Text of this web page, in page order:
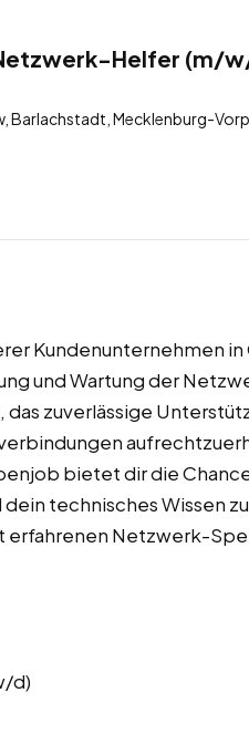
Helfer (m/
Barlachstadt, Mecklenburg-
Kundenunternehmen
und Wartung der
zuverlässige
bietet dir die
technisches Wissen
erfahrenen Netzwerk-
d)